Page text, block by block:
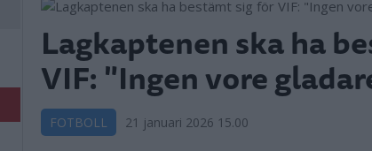
Lagkaptenen ska ha
VIF: "Ingen vore
FOTBOLL 21 januari 2026 15.00